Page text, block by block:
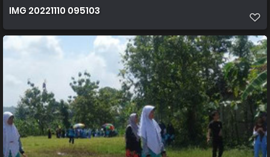
IMG 20221110 095103